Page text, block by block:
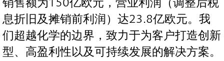
销售额为150亿欧元，营业利润（调整后税
息折旧及摊销前利润）达23.8亿欧元。我
们超越化学的边界，致力于为客户打造创新
型、高盈利性以及可持续发展的解决方案。